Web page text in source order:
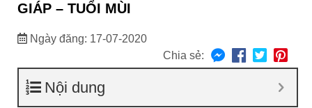
GIÁP – TUỔI MÙI
Ngày đăng: 17-07-2020
Chia sẻ:
Nội dung